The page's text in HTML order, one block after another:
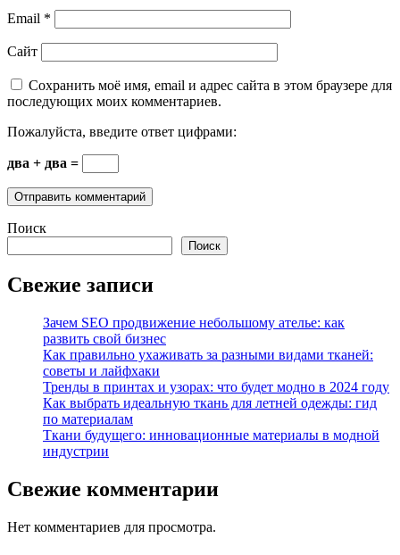
Email *
Сайт
Сохранить моё имя, email и адрес сайта в этом браузере для
последующих моих комментариев.
Пожалуйста, введите ответ цифрами:
два + два =
Поиск
Поиск
Свежие записи
Зачем SEO продвижение небольшому ателье: как
развить свой бизнес
Как правильно ухаживать за разными видами тканей:
советы и лайфхаки
Тренды в принтах и узорах: что будет модно в 2024 году
Как выбрать идеальную ткань для летней одежды: гид
по материалам
Ткани будущего: инновационные материалы в модной
индустрии
Свежие комментарии
Нет комментариев для просмотра.